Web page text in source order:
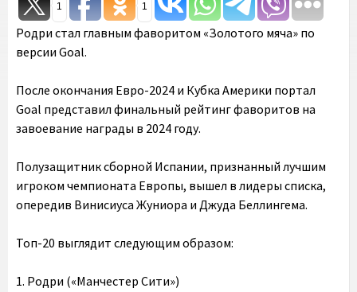
1 1
Родри стал главным фаворитом «Золотого мяча» по
версии Goal.
После окончания Евро-2024 и Кубка Америки портал
Goal представил финальный рейтинг фаворитов на
завоевание награды в 2024 году.
Полузащитник сборной Испании, признанный лучшим
игроком чемпионата Европы, вышел в лидеры списка,
опередив Винисиуса Жуниора и Джуда Беллингема.
Топ-20 выглядит следующим образом:
1. Родри («Манчестер Сити»)